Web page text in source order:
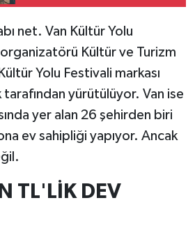
net. Van Kültür Yolu
Kültür ve Turizm
Yolu Festivali markası
tarafından yürütülüyor. Van ise
yer alan 26 şehirden biri
ev sahipliği yapıyor. Ancak
TL' LİK DEV